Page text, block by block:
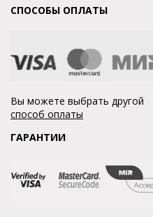
СПОСОБЫ ОПЛАТЫ
Вы можете выбрать другой
способ оплаты
ГАРАНТИИ